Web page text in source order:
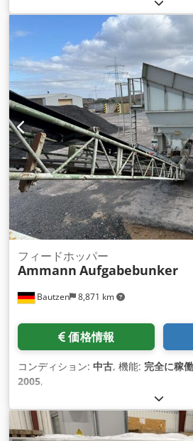
Bautzen 8,871 km
フィードホッパー
Ammann Aufgabebunker
価格情報
コンディション: 中古, 機能: 完全に稼
2005,